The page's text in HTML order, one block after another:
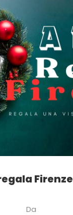
Firenze
Da